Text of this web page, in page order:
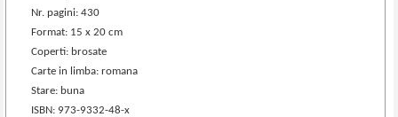
Nr. pagini: 430
Format: 15 x 20 cm
Coperti: brosate
Carte in limba: romana
Stare: buna
ISBN: 973-9332-48-x